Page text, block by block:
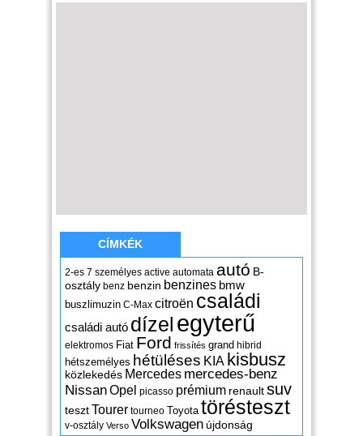
CÍMKÉK
2-es 7 személyes active automata autó B-
osztály benz benzin benzines bmw
buszlimuzin C-Max citroën családi
családi autó dízel egyterű
elektromos Fiat Ford frissítés grand hibrid
hétszemélyes hétüléses KIA kisbusz
közlekedés Mercedes mercedes-benz
NissanOpel picasso prémium renaultsuv
tesztTourer tourneo Toyota törésteszt
v-osztály Verso Volkswagen újdonság